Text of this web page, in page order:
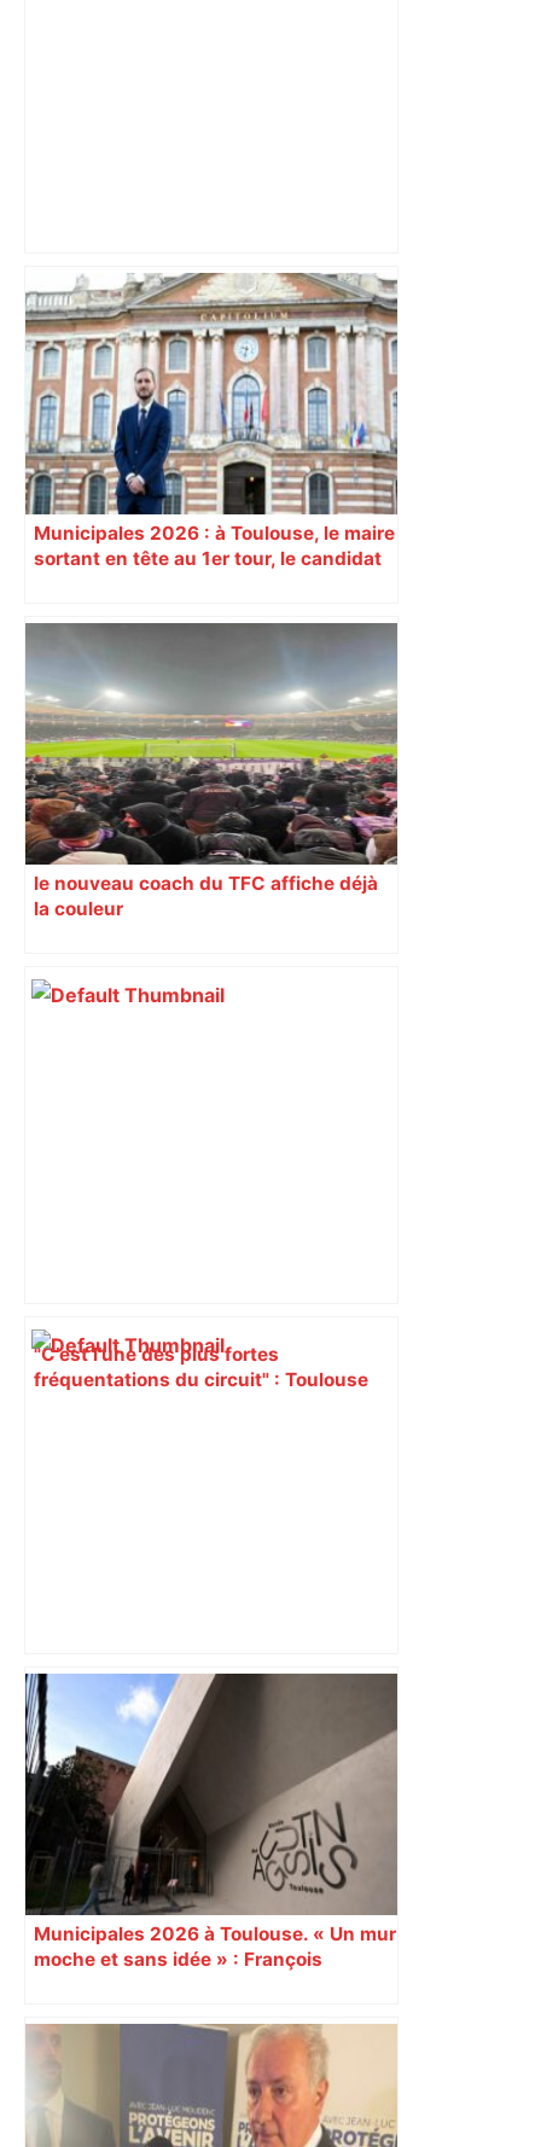
Après la fusion avec la liste PS
Toulouse, le candidat LFI salue "une
dynamique qui nous oblige à la
responsabilité" – Franceinfo
Municipales 2026 : à Toulouse, le maire
sortant en tête au 1er tour, le candidat
le nouveau coach du TFC affiche déjà
la couleur
"C’est l’une des plus fortes
fréquentations du circuit" : Toulouse
« Rien d'inquiétant » pour Guillaume
Restes, le gardien de Toulouse, après
sa sortie à Metz – L'Équipe
Municipales 2026 à Toulouse. « Un mur
moche et sans idée » : François
Augustins